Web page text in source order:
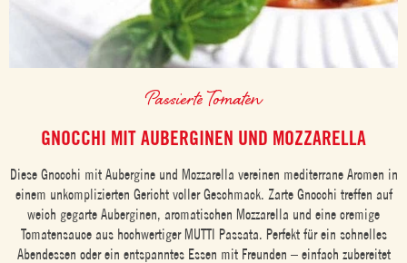
Passierte Tomaten
GNOCCHI MIT AUBERGINEN UND MOZZARELLA
Diese Gnocchi mit Aubergine und Mozzarella vereinen mediterrane Aromen in
einem unkomplizierten Gericht voller Geschmack. Zarte Gnocchi treffen auf
weich gegarte Auberginen, aromatischen Mozzarella und eine cremige
Tomatensauce aus hochwertiger MUTTI Passata. Perfekt für ein schnelles
Abendessen oder ein entspanntes Essen mit Freunden – einfach zubereitet